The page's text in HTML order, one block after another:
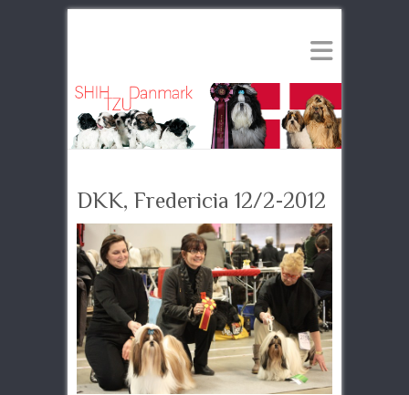
DKK, Fredericia 12/2-2012